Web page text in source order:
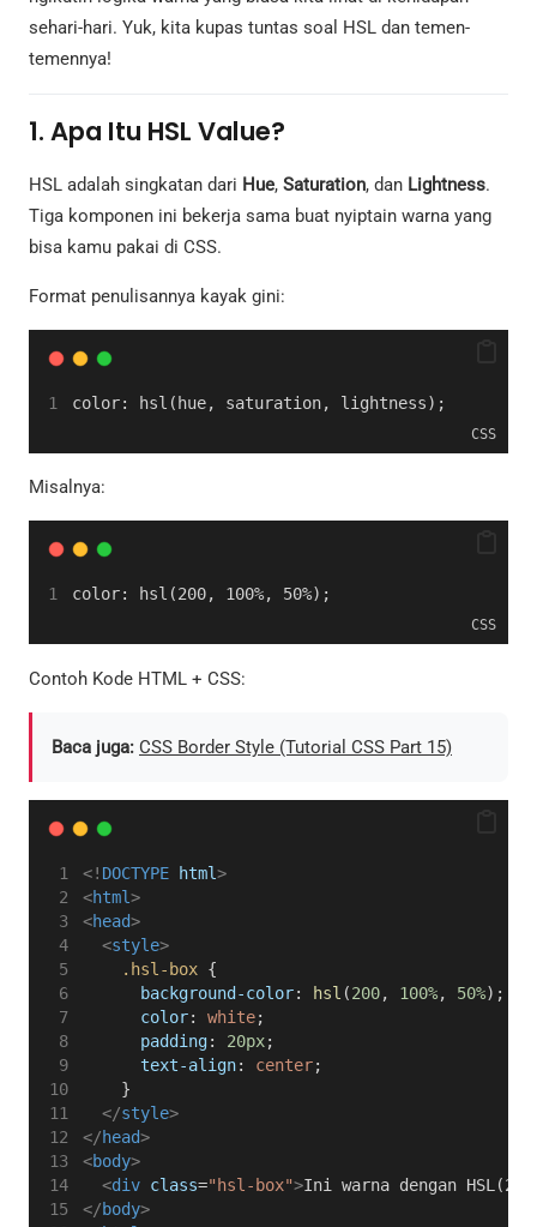
sehari-hari. Yuk, kita kupas tuntas soal HSL dan temen-
temennya!
1. Apa Itu HSL Value?
HSL adalah singkatan dari Hue, Saturation, dan Lightness.
Tiga komponen ini bekerja sama buat nyiptain warna yang
bisa kamu pakai di CSS.
Format penulisannya kayak gini:
color: hsl(hue, saturation, lightness);
CSS
Misalnya:
color: hsl(200, 100%, 50%);
CSS
Contoh Kode HTML + CSS:
Baca juga: CSS Border Style (Tutorial CSS Part 15)
<! DOCTYPE html>
<html>
<head>
<style>
.hsl-box {
background-color: hsl (200, 100%, 50%);
color: white;
padding: 20px;
text-align: center;
    }
</style>
</head>
<body>
<div class="hsl-box">Ini warna dengan
</body>